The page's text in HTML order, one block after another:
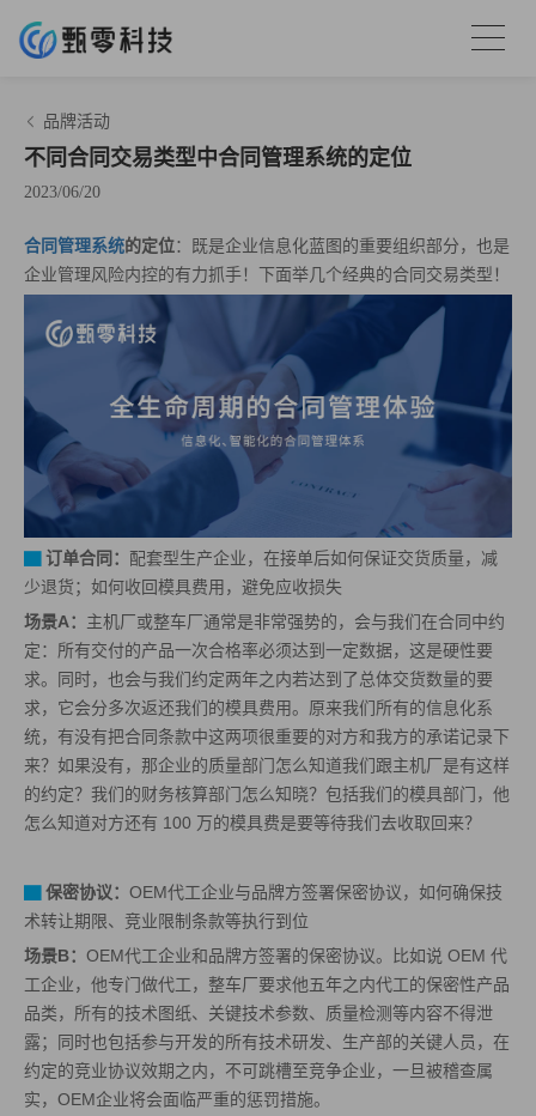
品牌活动
不同合同交易类型中合同管理系统的定位
2023/06/20
合同管理系统的定位：既是企业信息化蓝图的重要组织部分，也是
企业管理风险内控的有力抓手！下面举几个经典的合同交易类型！
▇ 订单合同 ： 配套型生产企业，在接单后如何保证交货质量，减
少退货；如何收回模具费用，避免应收损失
场景A： 主机厂或整车厂通常是非常强势的，会与我们在合同中约
定：所有交付的产品一次合格率必须达到一定数据，这是硬性要
求。同时，也会与我们约定两年之内若达到了总体交货数量的要
求，它会分多次返还我们的模具费用。原来我们所有的信息化系
统，有没有把合同条款中这两项很重要的对方和我方的承诺记录下
来？如果没有，那企业的质量部门怎么知道我们跟主机厂是有这样
的约定？我们的财务核算部门怎么知晓？包括我们的模具部门，他
怎么知道对方还有 100 万的模具费是要等待我们去收取回来？
▇ 保密协议： OEM代工企业与品牌方签署保密协议，如何确保技
术转让期限、竞业限制条款等执行到位
场景B： OEM代工企业和品牌方签署的保密协议。比如说 OEM 代
工企业，他专门做代工，整车厂要求他五年之内代工的保密性产品
品类，所有的技术图纸、关键技术参数、质量检测等内容不得泄
露；同时也包括参与开发的所有技术研发、生产部的关键人员，在
约定的竞业协议效期之内，不可跳槽至竞争企业，一旦被稽查属
实，OEM企业将会面临严重的惩罚措施。